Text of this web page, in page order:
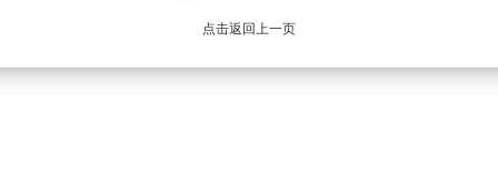
点击返回上一页